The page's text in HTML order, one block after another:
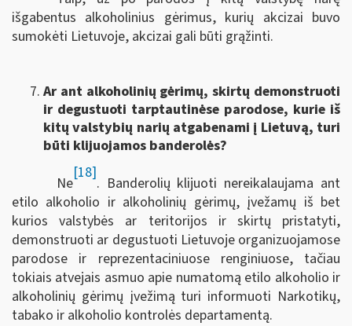
išgabentus alkoholinius gėrimus, kurių akcizai buvo
sumokėti Lietuvoje, akcizai gali būti grąžinti.
Ar ant alkoholinių gėrimų, skirtų demonstruoti
ir degustuoti tarptautinėse parodose, kurie iš
kitų valstybių narių atgabenami į Lietuvą, turi
būti klijuojamos banderolės?
Ne
[18]
. Banderolių klijuoti nereikalaujama ant
etilo alkoholio ir alkoholinių gėrimų, įvežamų iš bet
kurios valstybės ar teritorijos ir skirtų pristatyti,
demonstruoti ar degustuoti Lietuvoje organizuojamose
parodose ir reprezentaciniuose renginiuose, tačiau
tokiais atvejais asmuo apie numatomą etilo alkoholio ir
alkoholinių gėrimų įvežimą turi informuoti Narkotikų,
tabako ir alkoholio kontrolės departamentą.